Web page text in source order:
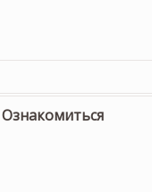
Ознакомиться